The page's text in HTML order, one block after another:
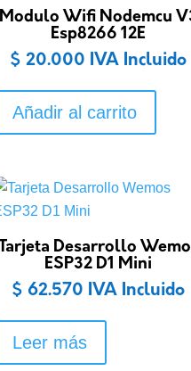
Modulo Wifi Nodemcu
Esp8266 12E
$ 20.000 IVA Incluido
Añadir al carrito
Tarjeta Desarrollo
ESP32 D1 Mini
$ 62.570 IVA Incluido
Leer más